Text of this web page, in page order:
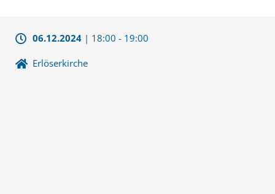
06.12.2024| 18:00 - 19:00
Erlöserkirche